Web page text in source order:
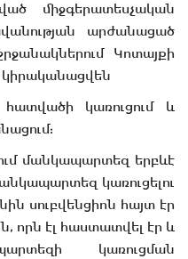
միջգերատեսչական
արժանացած
Կոտայքի
կիրականացվեն
կառուցում և
մանկապարտեզ երբևէ
կառուցելու
սուբվենցիոն հայտ էր
որն էլ հաստատվել էր և
կառուցման